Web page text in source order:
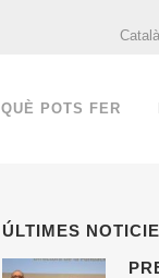
Català
QUÈ POTS FER
ÚLTIMES